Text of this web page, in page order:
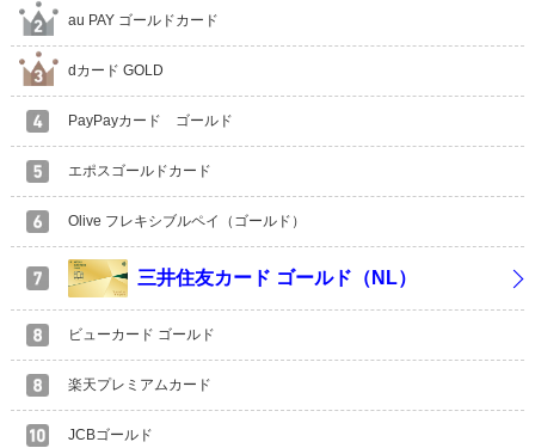
au PAY ゴールドカード
dカード GOLD
PayPayカード ゴールド
エポスゴールドカード
Olive フレキシブルペイ（ゴールド）
三井住友カード ゴールド（NL）
ビューカード ゴールド
楽天プレミアムカード
JCBゴールド